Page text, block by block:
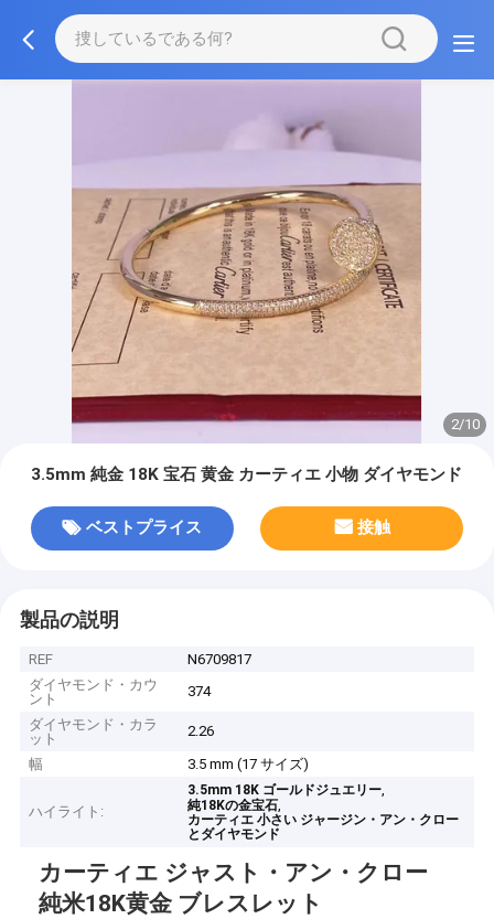
2/10
3.5mm 純金 18K 宝石 黄金 カーティエ 小物 ダイヤモンド
ベストプライス 接触
製品の説明
REF
N6709817
ダイヤモンド・カウ
ント
374
ダイヤモンド・カラ
ット
2.26
幅
3.5 mm (17 サイズ)
ハイライト:
3.5mm 18K ゴールドジュエリー,
純18Kの金宝石,
カーティエ 小さい ジャージン・アン・クロー
とダイヤモンド
カーティエ ジャスト・アン・クロー
純米18K黄金 ブレスレット